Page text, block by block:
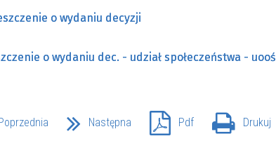
o wydaniu decyzji
o wydaniu dec. - udział społeczeństwa - uooś
Następna Pdf Drukuj